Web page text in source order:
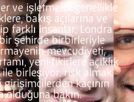
ve işletmeler genellikle
bakış açılarına ve
farklı insanlar, Londra
şehirde birbirleriyle
mevcudiyeti,
yeni fikirlere açıklık
birleşiyor. risk almak.
girişimcilerden kaçının
olduğuna bakın.